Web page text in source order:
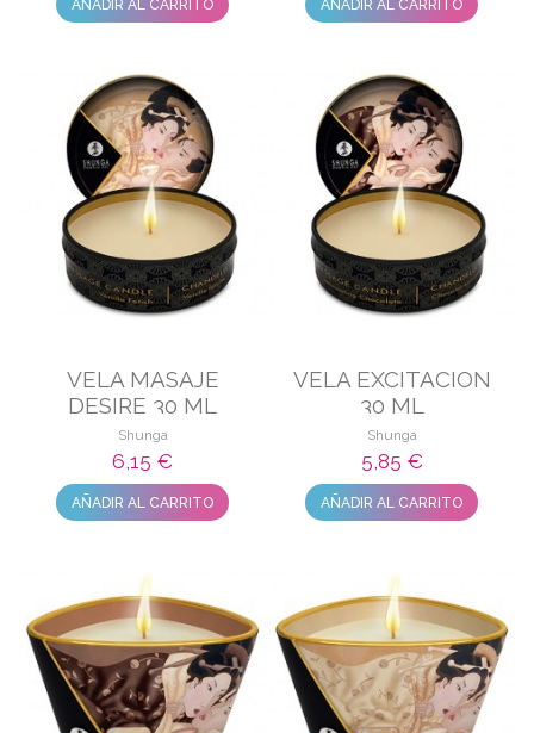
AÑADIR AL CARRITO AÑADIR AL CARRITO
VELA MASAJE
DESIRE 30 ML
Shunga
6,15 €
AÑADIR AL CARRITO
VELA EXCITACION
30 ML
Shunga
5,85 €
AÑADIR AL CARRITO